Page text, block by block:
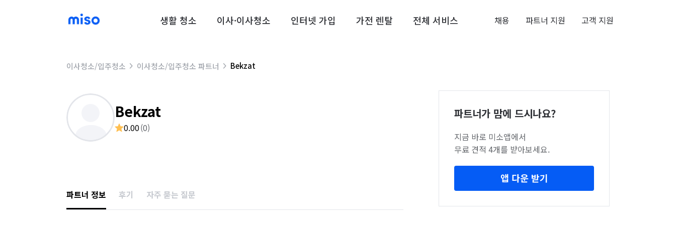
생활 청소 이사·이사청소 인터넷 가입 가전 렌탈 전체 서비스 채용 파트너 지원 고객 지원
이사청소/입주청소 이사청소/입주청소 파트너 Bekzat
Bekzat
0.00(0)
파트너 정보 후기 자주 묻는 질문
파트너가 맘에 드시나요?
지금 바로 미소앱에서
무료 견적 4개를 받아보세요.
앱 다운 받기